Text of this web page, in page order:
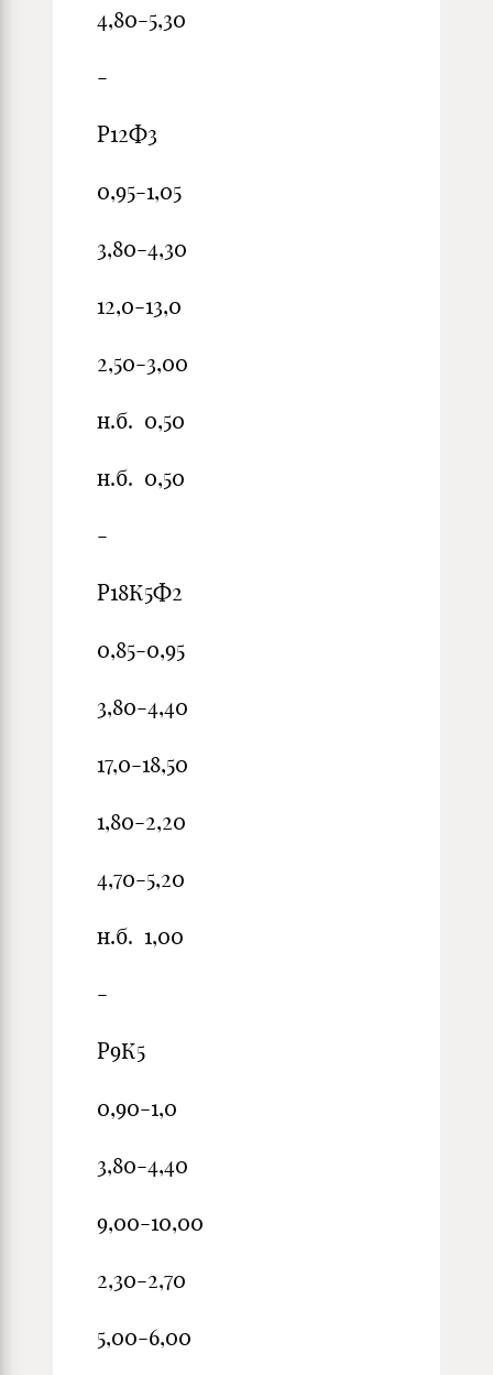
4,80-5,30
-
Р12Ф3
0,95-1,05
3,80-4,30
12,0-13,0
2,50-3,00
н.б. 0,50
н.б. 0,50
-
Р18К5Ф2
0,85-0,95
3,80-4,40
17,0-18,50
1,80-2,20
4,70-5,20
н.б. 1,00
-
Р9К5
0,90-1,0
3,80-4,40
9,00-10,00
2,30-2,70
5,00-6,00